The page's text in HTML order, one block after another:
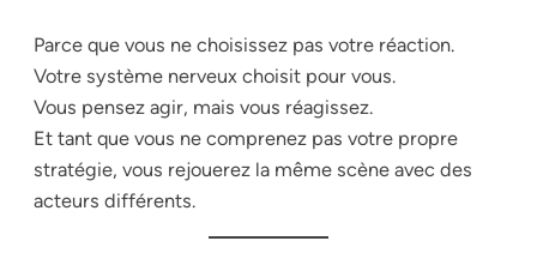
Parce que vous ne choisissez pas votre réaction.
Votre système nerveux choisit pour vous.
Vous pensez agir, mais vous réagissez.
Et tant que vous ne comprenez pas votre propre
stratégie, vous rejouerez la même scène avec des
acteurs différents.